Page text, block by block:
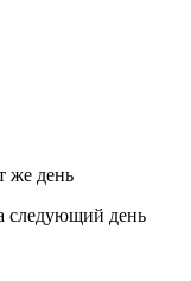
же день
следующий день